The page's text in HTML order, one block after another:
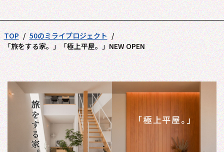
TOP
50のミライプロジェクト
「旅をする家。」「極上平屋。」NEW OPEN